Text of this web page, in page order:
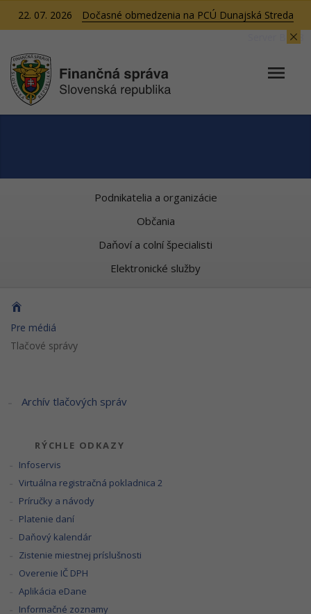
22. 07. 2026
Dočasné obmedzenia na PCÚ Dunajská Streda
Server BB08
Podnikatelia a organizácie
Občania
Daňoví a colní špecialisti
Elektronické služby
Pre médiá
Tlačové správy
Archív tlačových správ
RÝCHLE ODKAZY
Infoservis
Virtuálna registračná pokladnica 2
Príručky a návody
Platenie daní
Daňový kalendár
Zistenie miestnej príslušnosti
Overenie IČ DPH
Aplikácia eDane
Informačné zoznamy